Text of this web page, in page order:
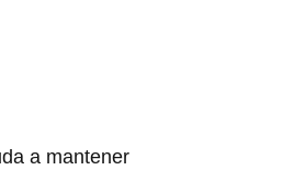
a mantener